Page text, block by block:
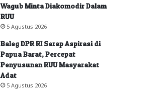
Wagub Minta Diakomodir Dalam
RUU
5 Agustus 2026
Baleg DPR RI Serap Aspirasi di
Papua Barat, Percepat
Penyusunan RUU Masyarakat
Adat
5 Agustus 2026